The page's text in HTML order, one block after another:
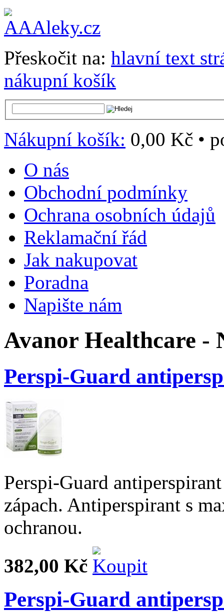
Přeskočit na: hlavní text
nákupní košík
Nákupní košík: 0,00 Kč •
O nás
Obchodní podmínky
Ochrana osobních údajů
Reklamační řád
Jak nakupovat
Poradna
Napište nám
Avanor Healthcare -
Perspi-Guard
Perspi-Guard
zápach. Antiperspirant s
ochranou.
382,00 Kč
Perspi-Guard